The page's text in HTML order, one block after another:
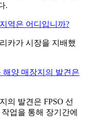
.
역은 어디입니까?
카가 시장을 지배했
해양 매장지의 발견은
의 발견은 FPSO 선
업을 통해 장기간에